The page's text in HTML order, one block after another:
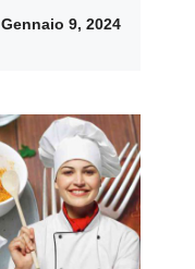
Gennaio 9, 2024